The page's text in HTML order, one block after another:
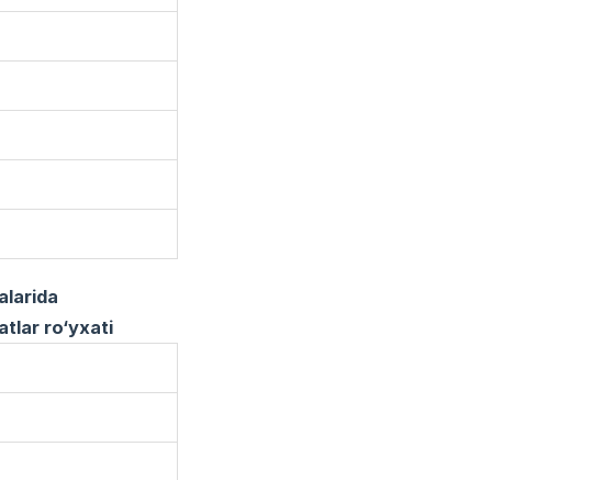
ro‘yxati